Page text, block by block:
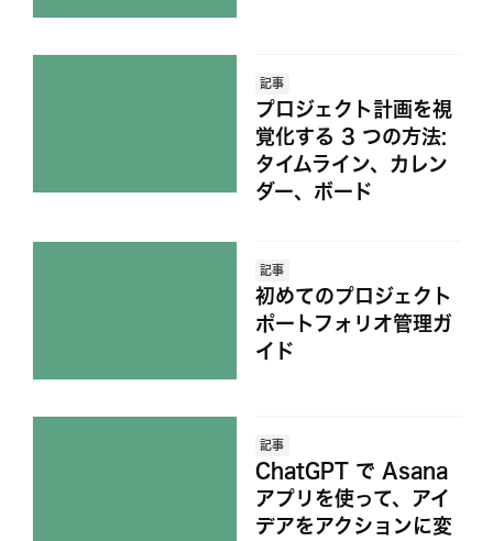
記事
プロジェクト計画を視
覚化する 3 つの方法:
タイムライン、カレン
ダー、ボード
記事
初めてのプロジェクト
ポートフォリオ管理ガ
イド
記事
ChatGPT で Asana
アプリを使って、アイ
デアをアクションに変